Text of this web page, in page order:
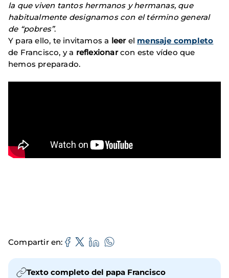
la que viven tantos hermanos y hermanas, que
habitualmente designamos con el término general
de “pobres”.
Y para ello, te invitamos a leer el mensaje completo
de Francisco, y a reflexionarcon este vídeo que
hemos preparado.
Compartir en
Texto completo del papa Francisco